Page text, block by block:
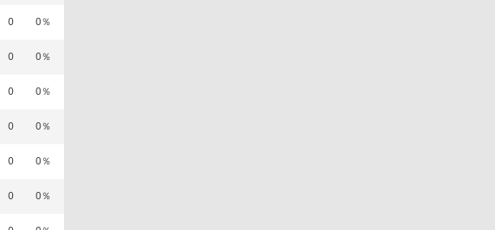
0 0％
0 0％
0 0％
0 0％
0 0％
0 0％